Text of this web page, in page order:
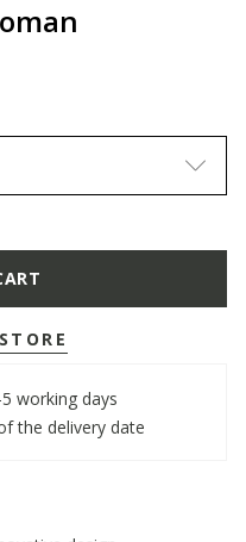
working days
the delivery date